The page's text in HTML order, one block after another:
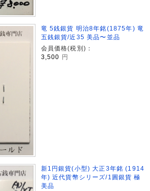
竜 5銭銀貨 明治8年銘(1875年) 竜
五銭銀貨/近35 美品〜並品
会員価格(税別)：
3,500
円
新1円銀貨(小型) 大正3年銘 (1914
年) 近代貨幣シリーズ/1圓銀貨 極
美品